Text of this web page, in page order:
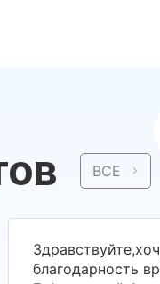
ВСЕ
благодарность